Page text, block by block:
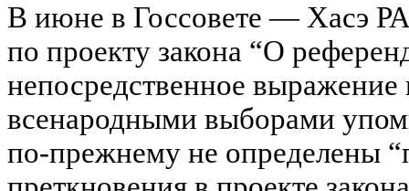
В июне в Госсовете — Хасэ
по проекту закона “О
непосредственное выражение
всенародными выборами
по-прежнему не определены